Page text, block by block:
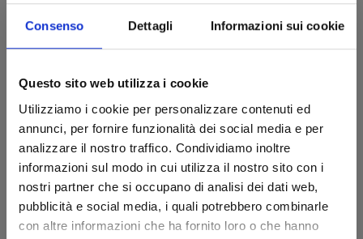
Consenso Dettagli Informazioni sui cookie
Questo sito web utilizza i cookie
Utilizziamo i cookie per personalizzare contenuti ed
annunci, per fornire funzionalità dei social media e per
analizzare il nostro traffico. Condividiamo inoltre
informazioni sul modo in cui utilizza il nostro sito con i
nostri partner che si occupano di analisi dei dati web,
pubblicità e social media, i quali potrebbero combinarle
con altre informazioni che ha fornito loro o che hanno
BEAT & MOTION n. 4
15/07/2025